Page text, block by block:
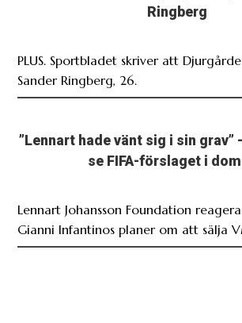
Ringberg
PLUS. Sportbladet skriver att
Sander Ringberg, 26.
”Lennart hade vänt sig i sin grav”
se FIFA-förslaget i
Lennart Johansson Foundation
Gianni Infantinos planer om att sälja